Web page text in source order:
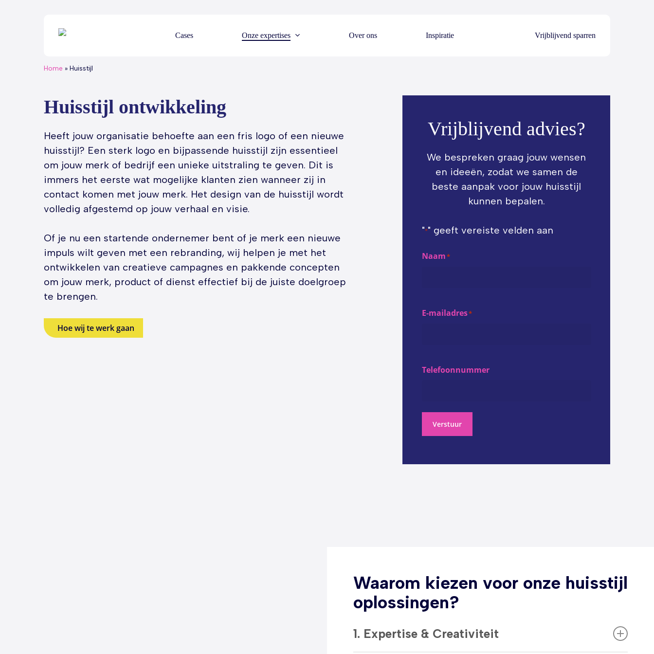
Cases Onze expertises Over ons Inspiratie Vrijblijvend sparren
Home » Huisstijl
Huisstijl ontwikkeling
Heeft jouw organisatie behoefte aan een fris logo of een nieuwe
huisstijl? Een sterk logo en bijpassende huisstijl zijn essentieel
om jouw merk of bedrijf een unieke uitstraling te geven. Dit is
immers het eerste wat mogelijke klanten zien wanneer zij in
contact komen met jouw merk. Het design van de huisstijl wordt
volledig afgestemd op jouw verhaal en visie.
Of je nu een startende ondernemer bent of je merk een nieuwe
impuls wilt geven met een rebranding, wij helpen je met het
ontwikkelen van creatieve campagnes en pakkende concepten
om jouw merk, product of dienst effectief bij de juiste doelgroep
te brengen.
Hoe wij te werk gaan
Vrijblijvend advies?
We bespreken graag jouw wensen
en ideeën, zodat we samen de
beste aanpak voor jouw huisstijl
kunnen bepalen.
"*" geeft vereiste velden aan
Naam*
E-mailadres*
Telefoonnummer
Verstuur
Waarom kiezen voor onze huisstijl
oplossingen?
1. Expertise & Creativiteit